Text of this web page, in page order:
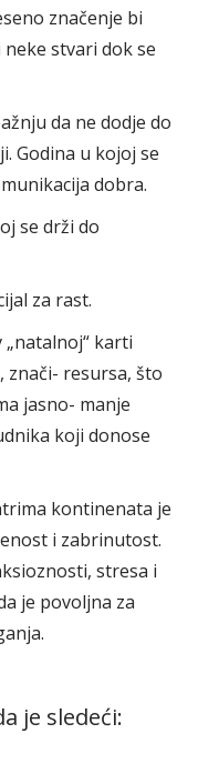
značenje bi
stvari dok se
da ne dodje do
Godina u kojoj se
dobra.
se drži do
za rast.
karti
znači- resursa, što
jasno- manje
koji donose
kontinenata je
i zabrinutost.
stresa i
je povoljna za
je sledeći: